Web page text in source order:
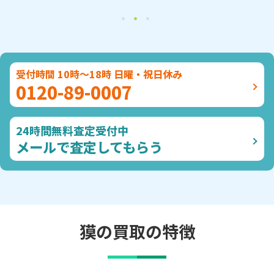
受付時間 10時～18時 日曜・祝日休み
0120-89-0007
24時間無料査定受付中
メールで査定してもらう
獏の買取の特徴